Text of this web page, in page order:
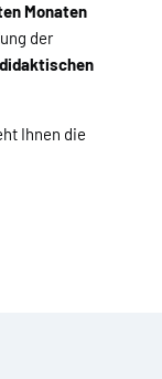
Monaten
der
Ihnen die